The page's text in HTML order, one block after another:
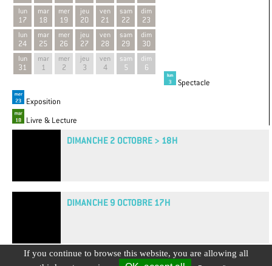
lun
17
mar
18
mer
19
jeu
20
ven
21
sam
22
dim
23
lun
24
mar
25
mer
26
jeu
27
ven
28
sam
29
dim
30
lun
31
mar
1
mer
2
jeu
3
ven
4
sam
5
dim
6
Spectacle
Exposition
Livre & Lecture
DIMANCHE 2 OCTOBRE > 18H
DIMANCHE 9 OCTOBRE 17H
If you continue to browse this website, you are allowing all